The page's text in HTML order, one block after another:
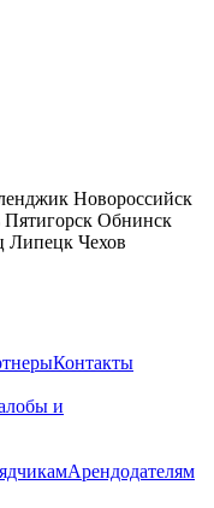
Новороссийск
Пятигорск Обнинск
Липецк Чехов
Контакты
и
Арендодателям